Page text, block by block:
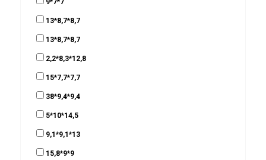
9*7*7
13*8,7*8,7
13*8,7*8,7
2,2*8,3*12,8
15*7,7*7,7
38*9,4*9,4
5*10*14,5
9,1*9,1*13
15,8*9*9